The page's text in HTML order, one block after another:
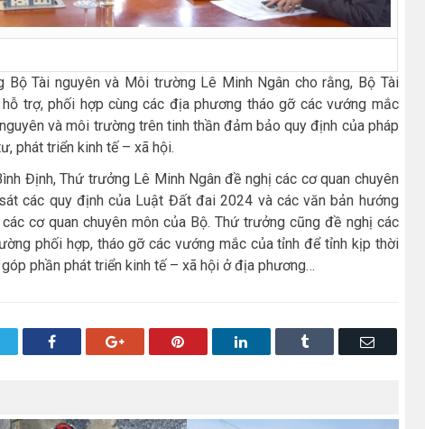
Bộ Tài nguyên và Môi trường Lê Minh Ngân cho rằng, Bộ Tài
trợ, phối hợp cùng các địa phương tháo gỡ các vướng mắc
và môi trường trên tinh thần đảm bảo quy định của pháp
phát triển kinh tế – xã hội.
Định, Thứ trưởng Lê Minh Ngân đề nghị các cơ quan chuyên
các quy định của Luật Đất đai 2024 và các văn bản hướng
cơ quan chuyên môn của Bộ. Thứ trưởng cũng đề nghị các
phối hợp, tháo gỡ các vướng mắc của tỉnh để tỉnh kịp thời
phần phát triển kinh tế – xã hội ở địa phương…
Facebook Google+ Pinterest LinkedIn Tumblr Email